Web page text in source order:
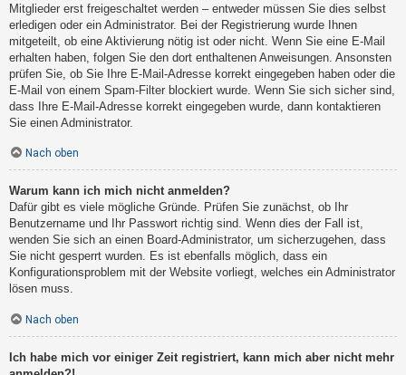
Mitglieder erst freigeschaltet werden – entweder müssen Sie dies selbst
erledigen oder ein Administrator. Bei der Registrierung wurde Ihnen
mitgeteilt, ob eine Aktivierung nötig ist oder nicht. Wenn Sie eine E-Mail
erhalten haben, folgen Sie den dort enthaltenen Anweisungen. Ansonsten
prüfen Sie, ob Sie Ihre E-Mail-Adresse korrekt eingegeben haben oder die
E-Mail von einem Spam-Filter blockiert wurde. Wenn Sie sich sicher sind,
dass Ihre E-Mail-Adresse korrekt eingegeben wurde, dann kontaktieren
Sie einen Administrator.
Nach oben
Warum kann ich mich nicht anmelden?
Dafür gibt es viele mögliche Gründe. Prüfen Sie zunächst, ob Ihr
Benutzername und Ihr Passwort richtig sind. Wenn dies der Fall ist,
wenden Sie sich an einen Board-Administrator, um sicherzugehen, dass
Sie nicht gesperrt wurden. Es ist ebenfalls möglich, dass ein
Konfigurationsproblem mit der Website vorliegt, welches ein Administrator
lösen muss.
Nach oben
Ich habe mich vor einiger Zeit registriert, kann mich aber nicht mehr